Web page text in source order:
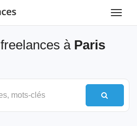
Toggle
freelances à Paris